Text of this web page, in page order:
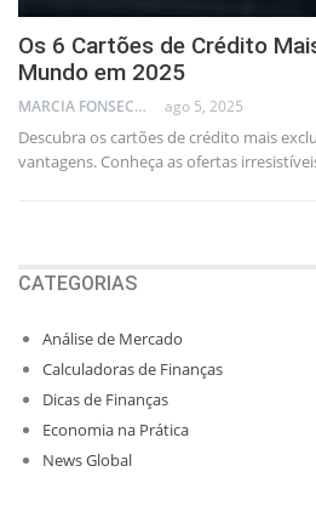
Os 6 Cartões de Crédito
Mundo em 2025
MARCIA FONSECA - FINANCIAL CONSULTANT ago 5, 2025
Descubra os cartões de crédito mais
vantagens. Conheça as ofertas
CATEGORIAS
Análise de Mercado
Calculadoras de Finanças
Dicas de Finanças
Economia na Prática
News Global